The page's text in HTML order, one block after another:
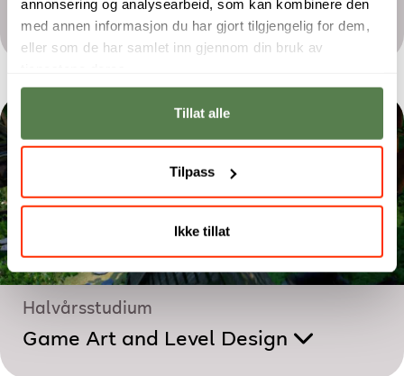
annonsering og analysearbeid, som kan kombinere den
med annen informasjon du har gjort tilgjengelig for dem,
eller som de har samlet inn gjennom din bruk av
Tillat alle
Tilpass
Ikke tillat
Digital Animation
Halvårsstudium
Game Art and Level Design